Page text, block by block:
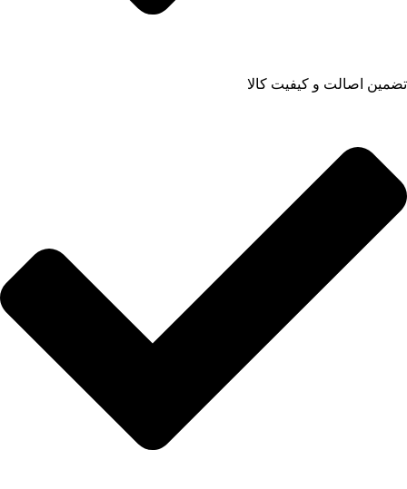
تضمین اصالت و کیفیت کالا